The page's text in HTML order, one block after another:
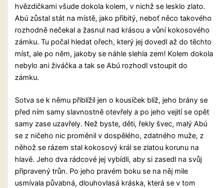
hvězdičkami všude dokola kolem, v nichž se lesklo zlato.
Abú zůstal stát na místě, jako přibitý, neboť něco takového
rozhodně nečekal a žasnul nad krásou a vůní kokosového
zámku. Tu počal hledat ořech, který jej dovedl až do těchto
míst, ale po něm, jakoby se náhle slehla zem! Kolem dokola
nebylo ani živáčka a tak se Abú rozhodl vstoupit do
zámku.
Sotva se k němu přiblížil jen o kousíček blíž, jeho brány se
před ním samy slavnostně otevřely a po jeho vejití se opět
samy zase uzavřely. Než byste, děti, řekly švec, malý Abú
se z ničeho nic proměnil v dospělého, zdatného muže, z
něhož se rázem stal kokosový král se zlatou korunu na
hlavě. Jeho dva rádcové jej vybídli, aby si zasedl na svůj
připravený trůn. Po jeho pravém boku se na něj mile
usmívala půvabná, dlouhovlasá kráska, která se v tom